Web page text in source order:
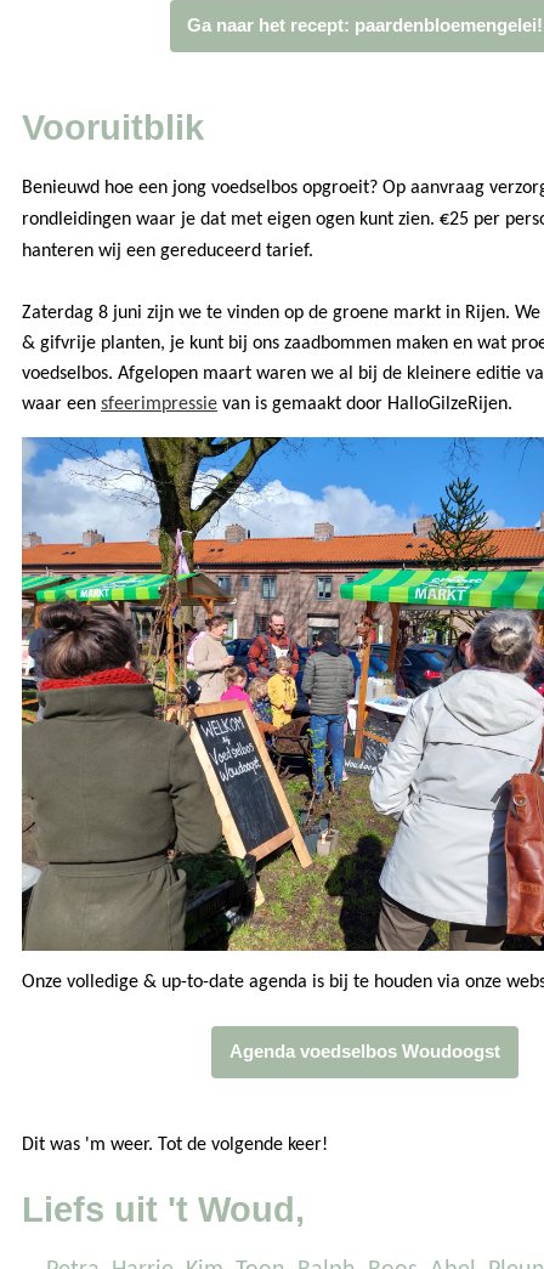
Ga naar het recept: paardenbloemengelei!
Vooruitblik
Benieuwd hoe een jong voedselbos opgroeit? Op aanvraag
rondleidingen waar je dat met eigen ogen kunt zien. €25 per
hanteren wij een gereduceerd tarief.
Zaterdag 8 juni zijn we te vinden op de groene markt in Rijen.
& gifvrije planten, je kunt bij ons zaadbommen maken en wat
voedselbos. Afgelopen maart waren we al bij de kleinere editie
waar een sfeerimpressie van is gemaakt door HalloGilzeRijen.
Onze volledige & up-to-date agenda is bij te houden via onze
Agenda voedselbos Woudoogst
Dit was 'm weer. Tot de volgende keer!
Liefs uit 't Woud,